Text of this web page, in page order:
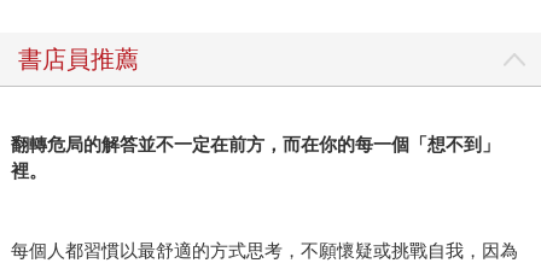
書店員推薦
翻轉危局的解答並不一定在前方，而在你的每一個「想不到」
裡。
每個人都習慣以最舒適的方式思考，不願懷疑或挑戰自我，因為